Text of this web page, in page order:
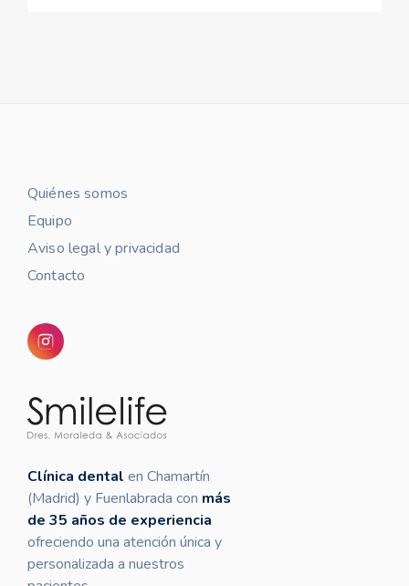
Quiénes somos
Equipo
Aviso legal y privacidad
Contacto
Clínica dental en Chamartín
(Madrid) y Fuenlabrada con más
de 35 años de experiencia
ofreciendo una atención única y
personalizada a nuestros